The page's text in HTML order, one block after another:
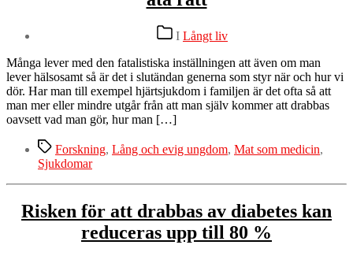
Kategorier
I Långt liv
Många lever med den fatalistiska inställningen att även om man
lever hälsosamt så är det i slutändan generna som styr när och hur vi
dör. Har man till exempel hjärtsjukdom i familjen är det ofta så att
man mer eller mindre utgår från att man själv kommer att drabbas
oavsett vad man gör, hur man […]
Etiketter
Forskning, Lång och evig ungdom, Mat som medicin,
Sjukdomar
Risken för att drabbas av diabetes kan
reduceras upp till 80 %